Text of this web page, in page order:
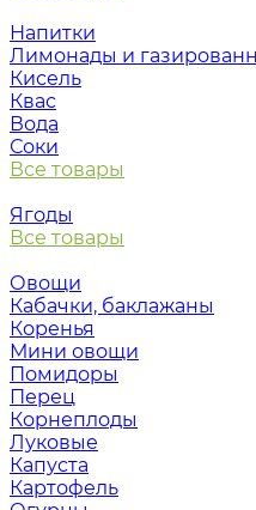
Напитки
Лимонады и
Кисель
Квас
Вода
Соки
Все товары
Ягоды
Все товары
Овощи
Кабачки, баклажаны
Коренья
Мини овощи
Помидоры
Перец
Корнеплоды
Луковые
Капуста
Картофель